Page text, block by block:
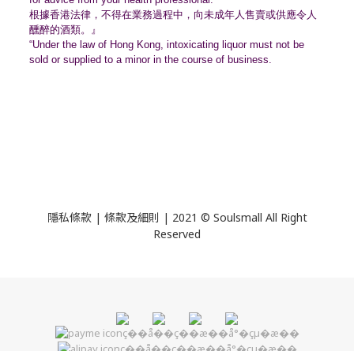
根據香港法律，不得在業務過程中， 向未成年人售賣或供應令人
醺醉的酒類。』
“Under the law of Hong Kong, intoxicating liquor must not be
sold or supplied to a minor in the course of business.
隱私條款 | 條款及細則 | 2021 © Soulsmall All Right
Reserved